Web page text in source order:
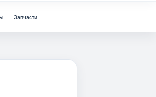
Запчасти